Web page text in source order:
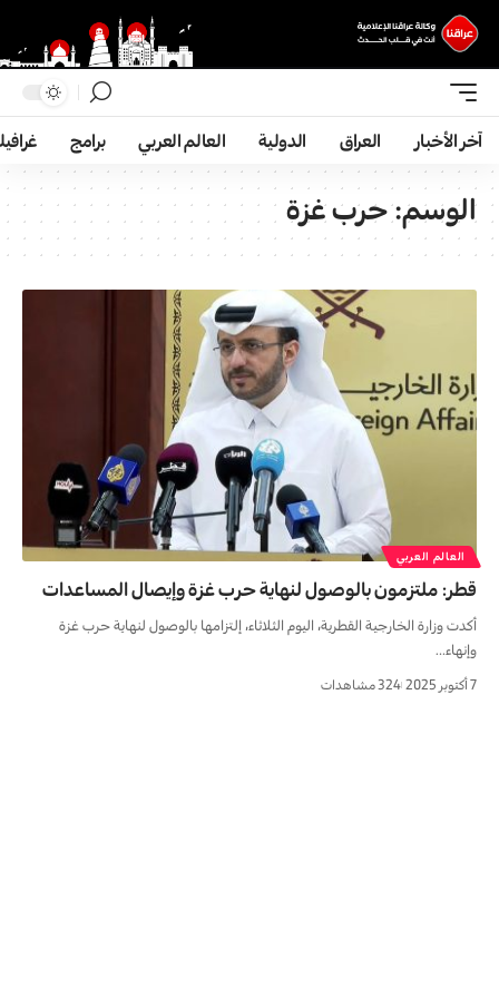
آخر الأخبار العراق الدولية العالم العربي برامج
الوسم:حرب غزة
العالم العربي
قطر: ملتزمون بالوصول لنهاية حرب غزة وإيصال المساعدات
أكدت وزارة الخارجية القطرية، اليوم الثلاثاء، إلتزامها بالوصول لنهاية حرب غزة
وإنهاء…
7 أكتوبر 2025 324 مشاهدات